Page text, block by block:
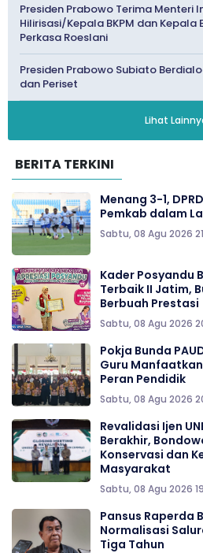
Presiden Prabowo Terima Menteri
Hilirisasi/Kepala BKPM dan Kepala
Perkasa Roeslani
Presiden Prabowo Subiato
dan Periset
Lihat
BERITA TERKINI
Menang 3-1,
Pemkab dalam
Sabtu, 08 Agu 2026
Kader Posyandu
Terbaik II Jatim,
Berbuah Prestasi
Sabtu, 08 Agu 2026
Pokja Bunda
Guru
Peran Pendidik
Sabtu, 08 Agu 2026
Revalidasi Ijen
Berakhir,
Konservasi dan
Masyarakat
Sabtu, 08 Agu 2026
Pansus Raperda
Normalisasi
Tiga Tahun